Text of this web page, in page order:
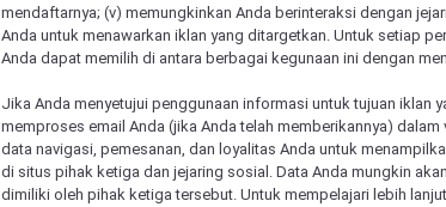
mendaftarnya; (v) memungkinkan Anda berinteraksi dengan
Anda untuk menawarkan iklan yang ditargetkan. Untuk setiap
Anda dapat memilih di antara berbagai kegunaan ini dengan
Jika Anda menyetujui penggunaan informasi untuk tujuan iklan
memproses email Anda (jika Anda telah memberikannya)
data navigasi, pemesanan, dan loyalitas Anda untuk
di situs pihak ketiga dan jejaring sosial. Data Anda mungkin
dimiliki oleh pihak ketiga tersebut. Untuk mempelajari lebih